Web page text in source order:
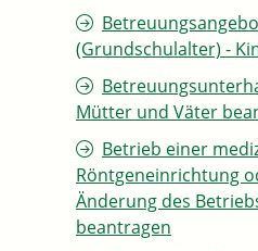
(Grundschulalter) -
Mütter und Väter
Betrieb einer
Röntgeneinrichtung
Änderung des
beantragen